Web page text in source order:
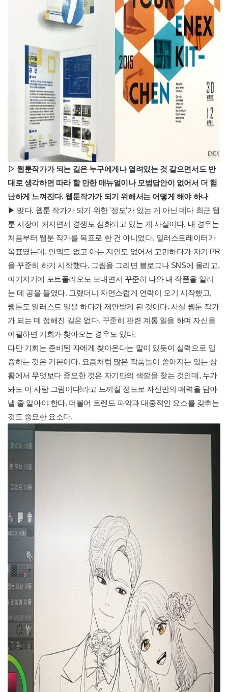
▷ 웹툰작가가 되는 길은 누구에게나 열려있는 것 같으면서도 반
대로 생각하면 따라 할 만한 매뉴얼이나 모범답안이 없어서 더 험
난하게 느껴진다. 웹툰작가가 되기 위해서는 어떻게 해야 하나
▶ 맞다. 웹툰 작가가 되기 위한 '정도'가 있는 게 아닌 데다 최근 웹
툰 시장이 커지면서 경쟁도 심화되고 있는 게 사실이다. 내 경우는
처음부터 웹툰 작가를 목표로 한 건 아니었다. 일러스트레이터가
목표였는데, 인맥도 없고 아는 지인도 없어서 고민하다가 자기 PR
을 꾸준히 하기 시작했다. 그림을 그리면 블로그나 SNS에 올리고,
여기저기에 포트폴리오도 보내면서 꾸준히 나와 내 작품을 알리
는 데 공을 들였다. 그랬더니 자연스럽게 연락이 오기 시작했고,
웹툰도 일러스트 일을 하다가 제안받게 된 것이다. 사실 웹툰 작가
가 되는 데 정해진 길은 없다. 꾸준히 관련 계통 일을 하며 자신을
어필하면 기회가 찾아오는 경우도 있다.
다만 기회는 준비된 자에게 찾아온다는 말이 있듯이 실력으로 입
증하는 것은 기본이다. 요즘처럼 많은 작품들이 쏟아지는 있는 상
황에서 무엇보다 중요한 것은 자기만의 색깔을 찾는 것인데, 누가
봐도 이 사람 그림이다!라고 느껴질 정도로 자신만의 매력을 담아
낼 줄 알아야 한다. 더불어 트렌드 파악과 대중적인 요소를 갖추는
것도 중요한 요소다.